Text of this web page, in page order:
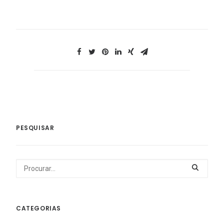
PESQUISAR
CATEGORIAS